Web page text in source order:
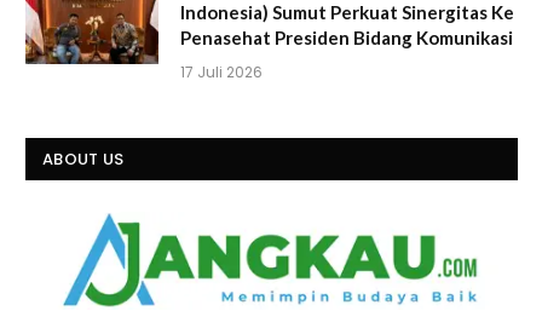
Indonesia) Sumut Perkuat Sinergitas Ke
Penasehat Presiden Bidang Komunikasi
17 Juli 2026
ABOUT US